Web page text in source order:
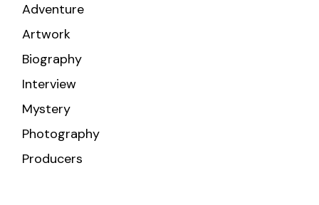
Adventure
Artwork
Biography
Interview
Mystery
Photography
Producers